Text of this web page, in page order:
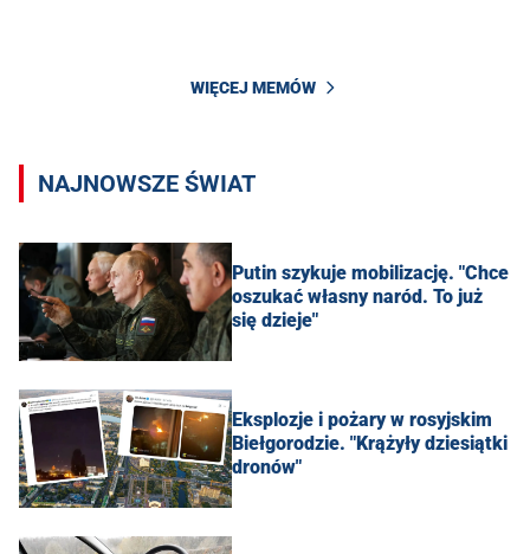
WIĘCEJ MEMÓW
NAJNOWSZE ŚWIAT
Putin szykuje mobilizację. "Chce
oszukać własny naród. To już
się dzieje"
Eksplozje i pożary w rosyjskim
Biełgorodzie. "Krążyły dziesiątki
dronów"